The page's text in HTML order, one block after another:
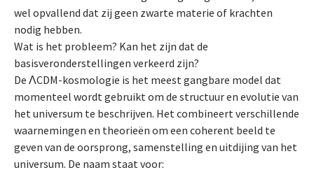
wel opvallend dat zij geen zwarte materie of krachten
nodig hebben.
Wat is het probleem? Kan het zijn dat de
basisveronderstellingen verkeerd zijn?
De ΛCDM-kosmologie is het meest gangbare model dat
momenteel wordt gebruikt om de structuur en evolutie van
het universum te beschrijven. Het combineert verschillende
waarnemingen en theorieën om een coherent beeld te
geven van de oorsprong, samenstelling en uitdijing van het
universum. De naam staat voor: